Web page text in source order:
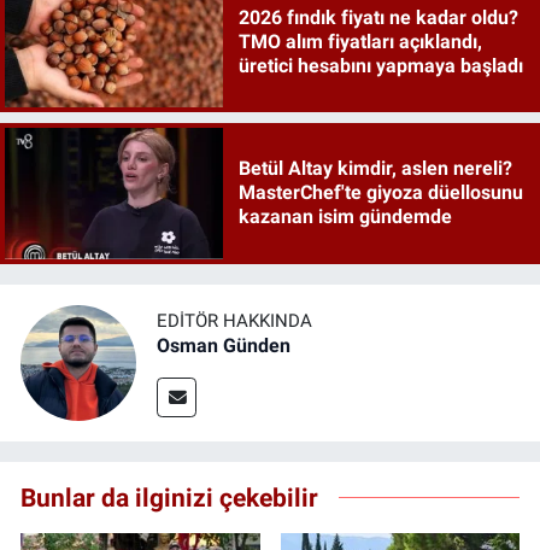
2026 fındık fiyatı ne kadar oldu?
TMO alım fiyatları açıklandı,
üretici hesabını yapmaya başladı
Betül Altay kimdir, aslen nereli?
MasterChef'te giyoza düellosunu
kazanan isim gündemde
EDITÖR HAKKINDA
Osman Günden
Bunlar da ilginizi çekebilir